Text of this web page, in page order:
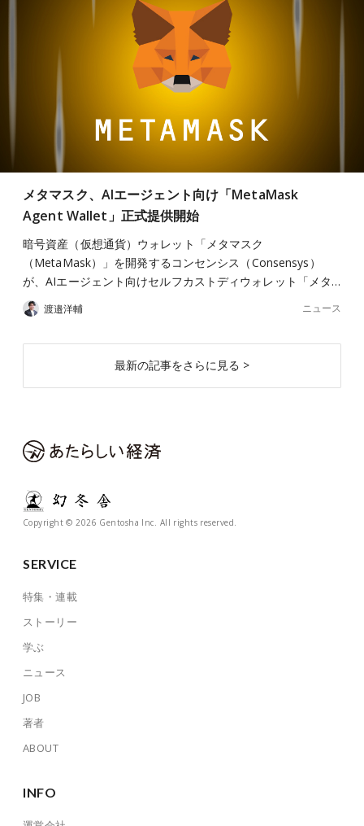
メタマスク、AIエージェント向け「MetaMask
Agent Wallet」正式提供開始
暗号資産（仮想通貨）ウォレット「メタマスク
（MetaMask）」を開発するコンセンシス（Consensys）
が、AIエージェント向けセルフカストディウォレット「メタ…
渡邉洋輔 ニュース
最新の記事をさらに見る >
Copyright © 2026 Gentosha Inc. All rights reserved.
SERVICE
特集・連載
ストーリー
学ぶ
ニュース
JOB
著者
ABOUT
INFO